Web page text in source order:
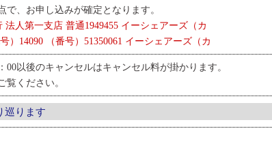
で、お申し込みが確定となります。
人第一支店 普通1949455 イーシェアーズ（カ
（番号）51350061 イーシェアーズ（カ
00以後のキャンセルはキャンセル料が掛かります。
覧ください。
巡ります